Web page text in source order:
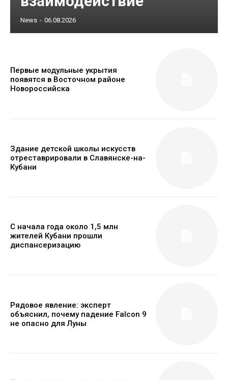
News - 06.08.2026
Первые модульные укрытия
появятся в Восточном районе
Новороссийска
Здание детской школы искусств
отреставрировали в Славянске-на-
Кубани
С начала года около 1,5 млн
жителей Кубани прошли
диспансеризацию
Рядовое явление: эксперт
объяснил, почему падение Falcon 9
не опасно для Луны